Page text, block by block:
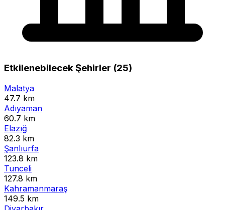
Etkilenebilecek Şehirler (25)
Malatya
47.7 km
Adıyaman
60.7 km
Elazığ
82.3 km
Şanlıurfa
123.8 km
Tunceli
127.8 km
Kahramanmaraş
149.5 km